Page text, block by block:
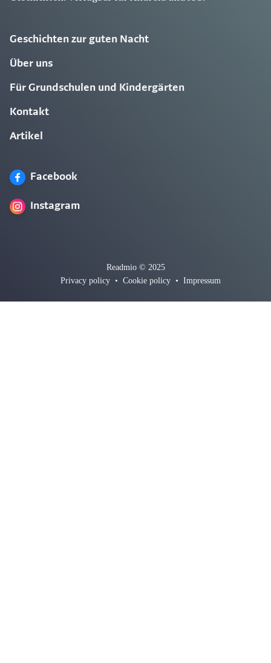
Geschichten zur guten Nacht
Über uns
Für Grundschulen und Kindergärten
Kontakt
Artikel
Facebook
Instagram
Readmio © 2025
Privacy policy • Cookie policy • Impressum